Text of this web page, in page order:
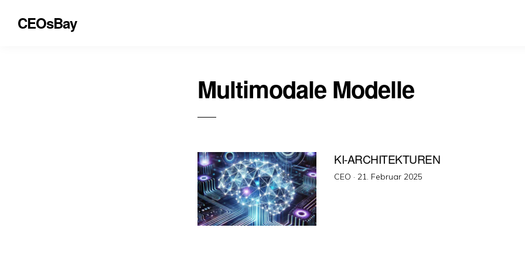
CEOsBay
Multimodale Modelle
KI-ARCHITEKTUREN
CEO · Veröffentlicht
21. Februar 2025